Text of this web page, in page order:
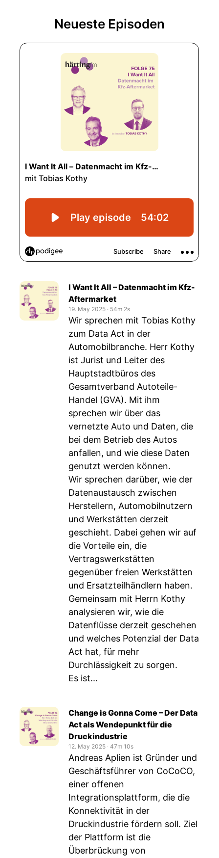
Neueste Episoden
I Want It All – Datenmacht im Kfz-
Aftermarket
19. May 2025 ‧ 54m 2s
Wir sprechen mit Tobias Kothy
zum Data Act in der
Automobilbranche. Herr Kothy
ist Jurist und Leiter des
Hauptstadtbüros des
Gesamtverband Autoteile-
Handel (GVA). Mit ihm
sprechen wir über das
vernetzte Auto und Daten, die
bei dem Betrieb des Autos
anfallen, und wie diese Daten
genutzt werden können.
Wir sprechen darüber, wie der
Datenaustausch zwischen
Herstellern, Automobilnutzern
und Werkstätten derzeit
geschieht. Dabei gehen wir auf
die Vorteile ein, die
Vertragswerkstätten
gegenüber freien Werkstätten
und Ersatzteilhändlern haben.
Gemeinsam mit Herrn Kothy
analysieren wir, wie die
Datenflüsse derzeit geschehen
und welches Potenzial der Data
Act hat, für mehr
Durchlässigkeit zu sorgen.
Es ist...
Change is Gonna Come – Der Data
Act als Wendepunkt für die
Druckindustrie
12. May 2025 ‧ 47m 10s
Andreas Aplien ist Gründer und
Geschäftsführer von CoCoCO,
einer offenen
Integrationsplattform, die die
Konnektivität in der
Druckindustrie fördern soll. Ziel
der Plattform ist die
Überbrückung von